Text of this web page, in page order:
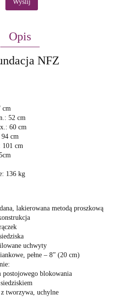
Wyślij
Opis
NFZ
cm
52 cm
60 cm
94 cm
101 cm
136 kg
lakierowana metodą proszkową
uchwyty
pełne – 8” (20 cm)
postojowego blokowania
tworzywa, uchylne